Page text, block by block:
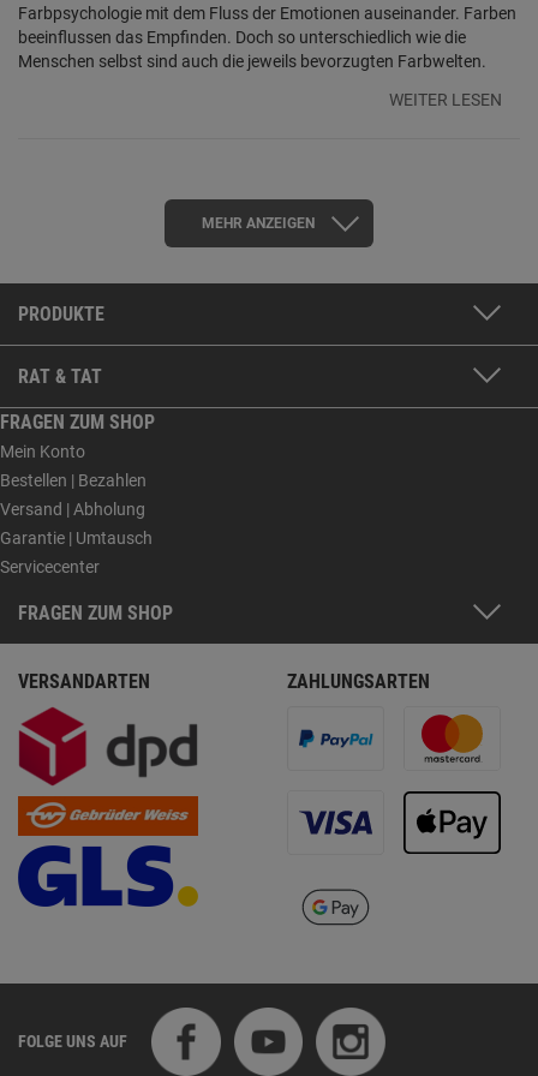
Farbpsychologie mit dem Fluss der Emotionen auseinander. Farben
beeinflussen das Empfinden. Doch so unterschiedlich wie die
Menschen selbst sind auch die jeweils bevorzugten Farbwelten.
WEITER LESEN
MEHR ANZEIGEN
PRODUKTE
RAT & TAT
FRAGEN ZUM SHOP
Mein Konto
Bestellen | Bezahlen
Versand | Abholung
Garantie | Umtausch
Servicecenter
FRAGEN ZUM SHOP
VERSANDARTEN ZAHLUNGSARTEN
FOLGE UNS AUF